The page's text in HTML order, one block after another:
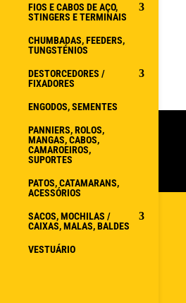
FIOS E CABOS DE AÇO,
STINGERS E TERMINAIS
CHUMBADAS, FEEDERS,
TUNGSTÉNIOS
DESTORCEDORES /
FIXADORES
ENGODOS, SEMENTES
PANNIERS, ROLOS,
MANGAS, CABOS,
CAMAROEIROS,
SUPORTES
PATOS, CATAMARANS,
ACESSÓRIOS
SACOS, MOCHILAS /
CAIXAS, MALAS, BALDES
VESTUÁRIO